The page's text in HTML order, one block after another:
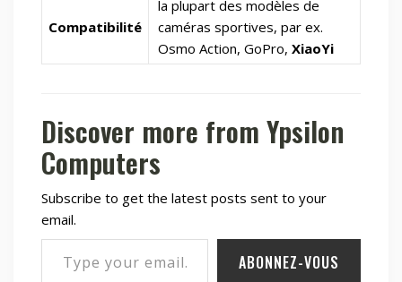
Compatibilité
la plupart des modèles de
caméras sportives, par ex.
Osmo Action, GoPro, XiaoYi
Discover more from Ypsilon
Computers
Subscribe to get the latest posts sent to your
email.
Type your email…
ABONNEZ-VOUS